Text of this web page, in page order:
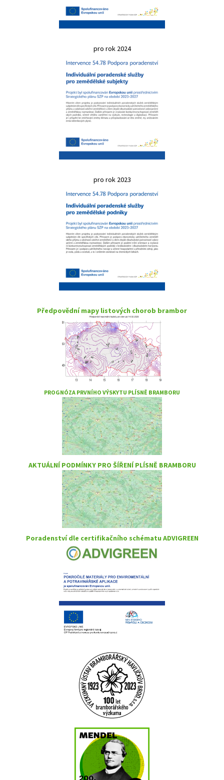
pro rok 2024
pro rok 2023
Předpovědní mapy listových chorob brambor
PROGNÓZA PRVNÍHO VÝSKYTU PLÍSNĚ BRAMBORU
AKTUÁLNÍ PODMÍNKY PRO ŠÍŘENÍ PLÍSNĚ BRAMBORU
Poradenství dle certifikačního schématu ADVIGREEN